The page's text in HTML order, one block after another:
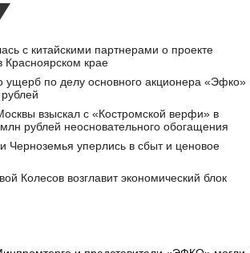
с китайскими партнерами о проекте
Красноярском крае
ущерб по делу основного акционера «Эфко»
взыскал с «Костромской верфи» в
рублей неосновательного обогащения
Черноземья уперлись в сбыт и ценовое
Колесов возглавит экономический блок